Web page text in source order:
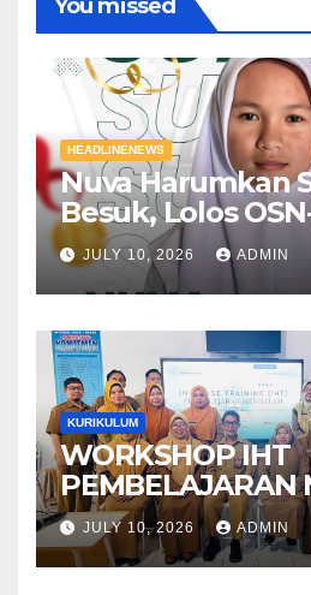
You missed
HEADLINENEWS
Nuva Harumkan
Besuk, Lolos
Menuju OSN-P
Biologi
JULY 10, 2026 ADMIN
KURIKULUM
WORKSHOP IHT
PEMBELAJARAN
JULY 10, 2026 ADMIN